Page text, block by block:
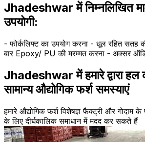
Jhadeshwar में निम्नलिखित
उपयोगी:
- फोर्कलिफ्ट का उपयोग करना - धूल रहित सतह
बार Epoxy/ PU की मरम्मत करना - अक्सर
Jhadeshwar में हमारे द्वारा हल
सामान्य औद्योगिक फर्श समस्याएं
हमारे औद्योगिक फर्श विशेषज्ञ फैक्ट्री और गोदाम
के लिए दीर्घकालिक समाधान में मदद कर सकते हैं